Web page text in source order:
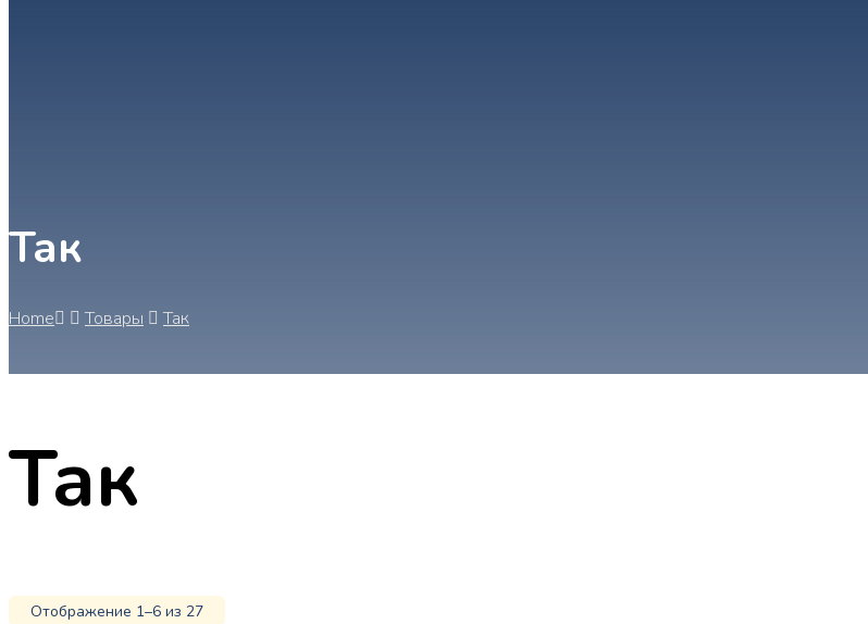
Так
Home Товары Так
Так
Отображение 1–6 из 27